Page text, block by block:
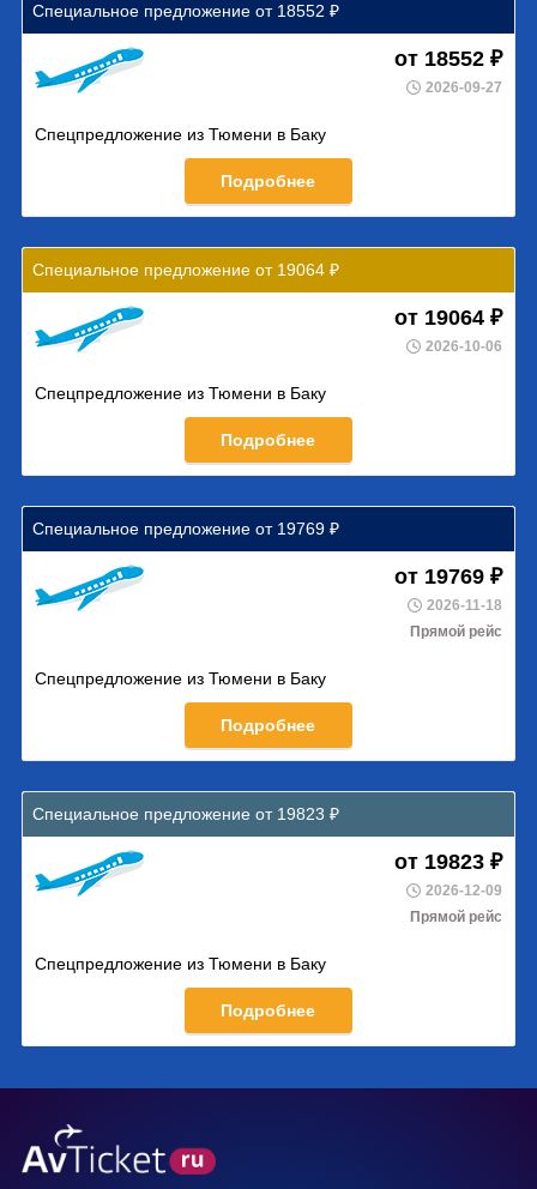
Специальное предложение от 18552 ₽
от 18552 ₽
2026-09-27
Спецпредложение из Тюмени в Баку
Подробнее
Специальное предложение от 19064 ₽
от 19064 ₽
2026-10-06
Спецпредложение из Тюмени в Баку
Подробнее
Специальное предложение от 19769 ₽
от 19769 ₽
2026-11-18
Прямой рейс
Спецпредложение из Тюмени в Баку
Подробнее
Специальное предложение от 19823 ₽
от 19823 ₽
2026-12-09
Прямой рейс
Спецпредложение из Тюмени в Баку
Подробнее